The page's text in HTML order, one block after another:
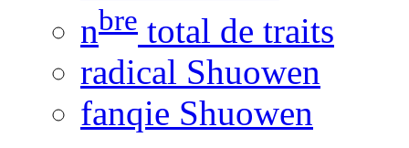
nbre total de traits
radical Shuowen
fanqie Shuowen